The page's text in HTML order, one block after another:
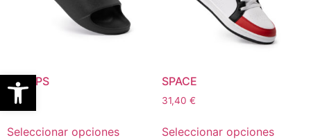
Abrir barra de herramientas
PHELPS
7,88
Seleccionar opciones
SPACE
31,40 €
Seleccionar opciones